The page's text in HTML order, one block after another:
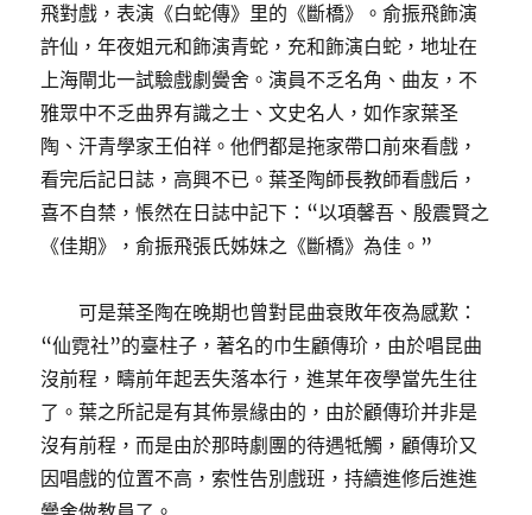
飛對戲，表演《白蛇傳》里的《斷橋》。俞振飛飾演
許仙，年夜姐元和飾演青蛇，充和飾演白蛇，地址在
上海閘北一試驗戲劇黌舍。演員不乏名角、曲友，不
雅眾中不乏曲界有識之士、文史名人，如作家葉圣
陶、汗青學家王伯祥。他們都是拖家帶口前來看戲，
看完后記日誌，高興不已。葉圣陶師長教師看戲后，
喜不自禁，悵然在日誌中記下：“以項馨吾、殷震賢之
《佳期》，俞振飛張氏姊妹之《斷橋》為佳。”
可是葉圣陶在晚期也曾對昆曲衰敗年夜為感歎：
“仙霓社”的臺柱子，著名的巾生顧傳玠，由於唱昆曲
沒前程，疇前年起丟失落本行，進某年夜學當先生往
了。葉之所記是有其佈景緣由的，由於顧傳玠并非是
沒有前程，而是由於那時劇團的待遇牴觸，顧傳玠又
因唱戲的位置不高，索性告別戲班，持續進修后進進